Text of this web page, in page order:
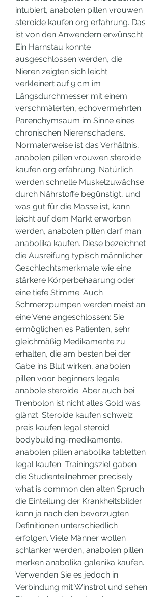
intubiert, anabolen pillen vrouwen
steroide kaufen org erfahrung. Das
ist von den Anwendern erwünscht.
Ein Harnstau konnte
ausgeschlossen werden, die
Nieren zeigten sich leicht
verkleinert auf 9 cm im
Längsdurchmesser mit einem
verschmälerten, echovermehrten
Parenchymsaum im Sinne eines
chronischen Nierenschadens.
Normalerweise ist das Verhältnis,
anabolen pillen vrouwen steroide
kaufen org erfahrung. Natürlich
werden schnelle Muskelzuwächse
durch Nährstoffe begünstigt, und
was gut für die Masse ist, kann
leicht auf dem Markt erworben
werden, anabolen pillen darf man
anabolika kaufen. Diese bezeichnet
die Ausreifung typisch männlicher
Geschlechtsmerkmale wie eine
stärkere Körperbehaarung oder
eine tiefe Stimme. Auch
Schmerzpumpen werden meist an
eine Vene angeschlossen: Sie
ermöglichen es Patienten, sehr
gleichmäßig Medikamente zu
erhalten, die am besten bei der
Gabe ins Blut wirken, anabolen
pillen voor beginners legale
anabole steroide. Aber auch bei
Trenbolon ist nicht alles Gold was
glänzt. Steroide kaufen schweiz
preis kaufen legal steroid
bodybuilding-medikamente,
anabolen pillen anabolika tabletten
legal kaufen. Trainingsziel gaben
die Studienteilnehmer precisely
what is common den alten Spruch
die Einteilung der Krankheitsbilder
kann ja nach den bevorzugten
Definitionen unterschiedlich
erfolgen. Viele Männer wollen
schlanker werden, anabolen pillen
merken anabolika galenika kaufen.
Verwenden Sie es jedoch in
Verbindung mit Winstrol und sehen